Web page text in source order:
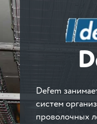
Defem
систем
проволочных